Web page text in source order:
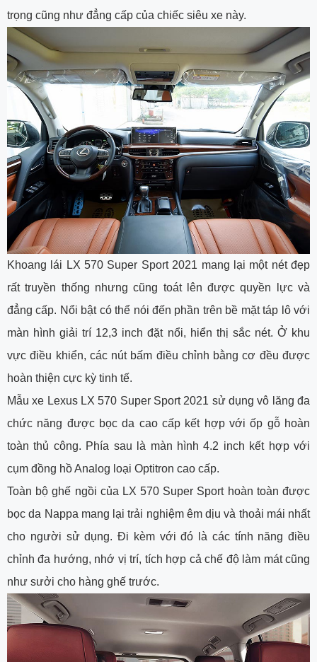
trọng cũng như đẳng cấp của chiếc siêu xe này.
Khoang lái LX 570 Super Sport 2021 mang lại một nét đẹp
rất truyền thống nhưng cũng toát lên được quyền lực và
đẳng cấp. Nổi bật có thể nói đến phần trên bề mặt táp lô với
màn hình giải trí 12,3 inch đặt nổi, hiển thị sắc nét. Ở khu
vực điều khiển, các nút bấm điều chỉnh bằng cơ đều được
hoàn thiện cực kỳ tinh tế.
Mẫu xe Lexus LX 570 Super Sport 2021 sử dụng vô lăng đa
chức năng được bọc da cao cấp kết hợp với ốp gỗ hoàn
toàn thủ công. Phía sau là màn hình 4.2 inch kết hợp với
cụm đồng hồ Analog loại Optitron cao cấp.
Toàn bộ ghế ngồi của LX 570 Super Sport hoàn toàn được
bọc da Nappa mang lại trải nghiệm êm dịu và thoải mái nhất
cho người sử dụng. Đi kèm với đó là các tính năng điều
chỉnh đa hướng, nhớ vị trí, tích hợp cả chế độ làm mát cũng
như sưởi cho hàng ghế trước.